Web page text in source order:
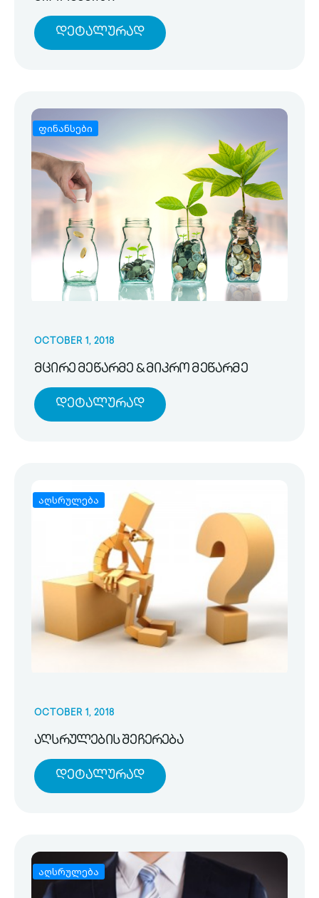
Დეტალურად
ფინანსები
OCTOBER 1, 2018
მცირე მეწარმე & მიკრო მეწარმე
Დეტალურად
აღსრულება
OCTOBER 1, 2018
აღსრულების შეჩერება
Დეტალურად
აღსრულება